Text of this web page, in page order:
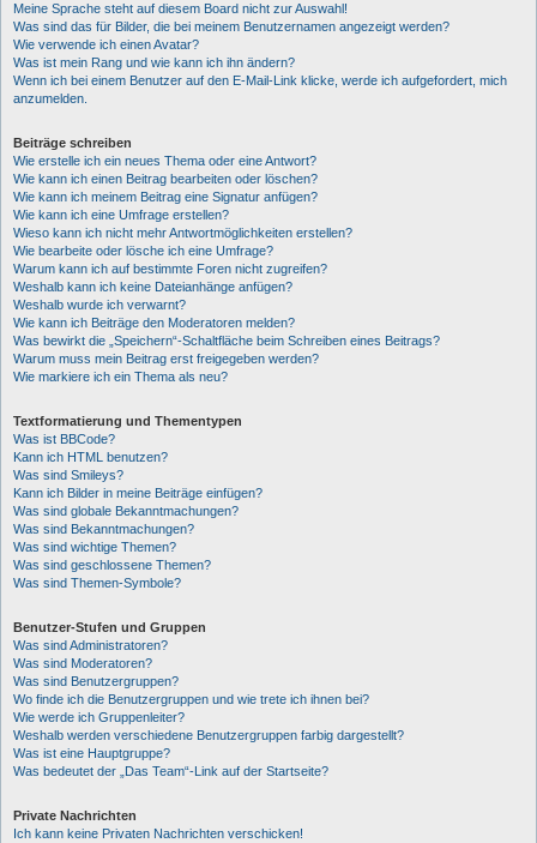
Meine Sprache steht auf diesem Board nicht zur Auswahl!
Was sind das für Bilder, die bei meinem Benutzernamen angezeigt werden?
Wie verwende ich einen Avatar?
Was ist mein Rang und wie kann ich ihn ändern?
Wenn ich bei einem Benutzer auf den E-Mail-Link klicke, werde ich aufgefordert, mich
anzumelden.
Beiträge schreiben
Wie erstelle ich ein neues Thema oder eine Antwort?
Wie kann ich einen Beitrag bearbeiten oder löschen?
Wie kann ich meinem Beitrag eine Signatur anfügen?
Wie kann ich eine Umfrage erstellen?
Wieso kann ich nicht mehr Antwortmöglichkeiten erstellen?
Wie bearbeite oder lösche ich eine Umfrage?
Warum kann ich auf bestimmte Foren nicht zugreifen?
Weshalb kann ich keine Dateianhänge anfügen?
Weshalb wurde ich verwarnt?
Wie kann ich Beiträge den Moderatoren melden?
Was bewirkt die „Speichern“-Schaltfläche beim Schreiben eines Beitrags?
Warum muss mein Beitrag erst freigegeben werden?
Wie markiere ich ein Thema als neu?
Textformatierung und Thementypen
Was ist BBCode?
Kann ich HTML benutzen?
Was sind Smileys?
Kann ich Bilder in meine Beiträge einfügen?
Was sind globale Bekanntmachungen?
Was sind Bekanntmachungen?
Was sind wichtige Themen?
Was sind geschlossene Themen?
Was sind Themen-Symbole?
Benutzer-Stufen und Gruppen
Was sind Administratoren?
Was sind Moderatoren?
Was sind Benutzergruppen?
Wo finde ich die Benutzergruppen und wie trete ich ihnen bei?
Wie werde ich Gruppenleiter?
Weshalb werden verschiedene Benutzergruppen farbig dargestellt?
Was ist eine Hauptgruppe?
Was bedeutet der „Das Team“-Link auf der Startseite?
Private Nachrichten
Ich kann keine Privaten Nachrichten verschicken!